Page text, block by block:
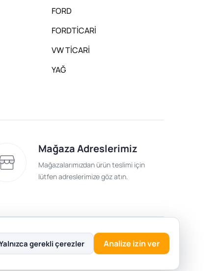
FORD
FORDTİCARİ
VW TİCARİ
YAĞ
Mağaza Adreslerimiz
Mağazalarımızdan ürün teslimi için
lütfen adreslerimize göz atın.
Politikasıgerekli çerezler Analize izin ver